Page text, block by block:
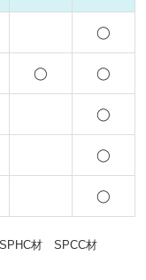
◯
◯ ◯
◯
◯
◯
SPHC材 SPCC材